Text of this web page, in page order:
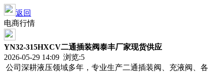
返回
电商行情
YN32-315HXCV二通插装阀泰丰厂家现货供应
2026-05-29 14:09 浏览:5
公司深耕液压领域多年，专业生产二通插装阀、充液阀、各